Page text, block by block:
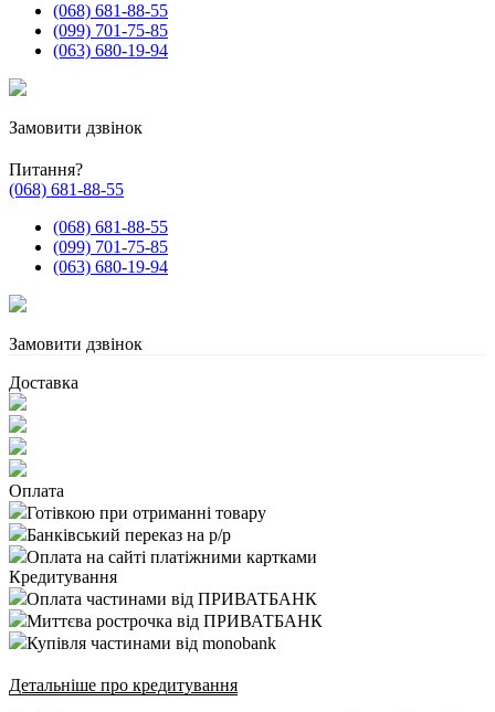
(068) 681-88-55
(099) 701-75-85
(063) 680-19-94
Замовити дзвінок
Питання?
(068) 681-88-55
(068) 681-88-55
(099) 701-75-85
(063) 680-19-94
Замовити дзвінок
Доставка
Оплата
Готівкою при отриманні товару
Банківський переказ на р/р
Оплата на сайті платіжними картками
Кредитування
Оплата частинами від ПРИВАТБАНК
Миттєва рострочка від ПРИВАТБАНК
Купівля частинами від monobank
Детальніше про кредитування